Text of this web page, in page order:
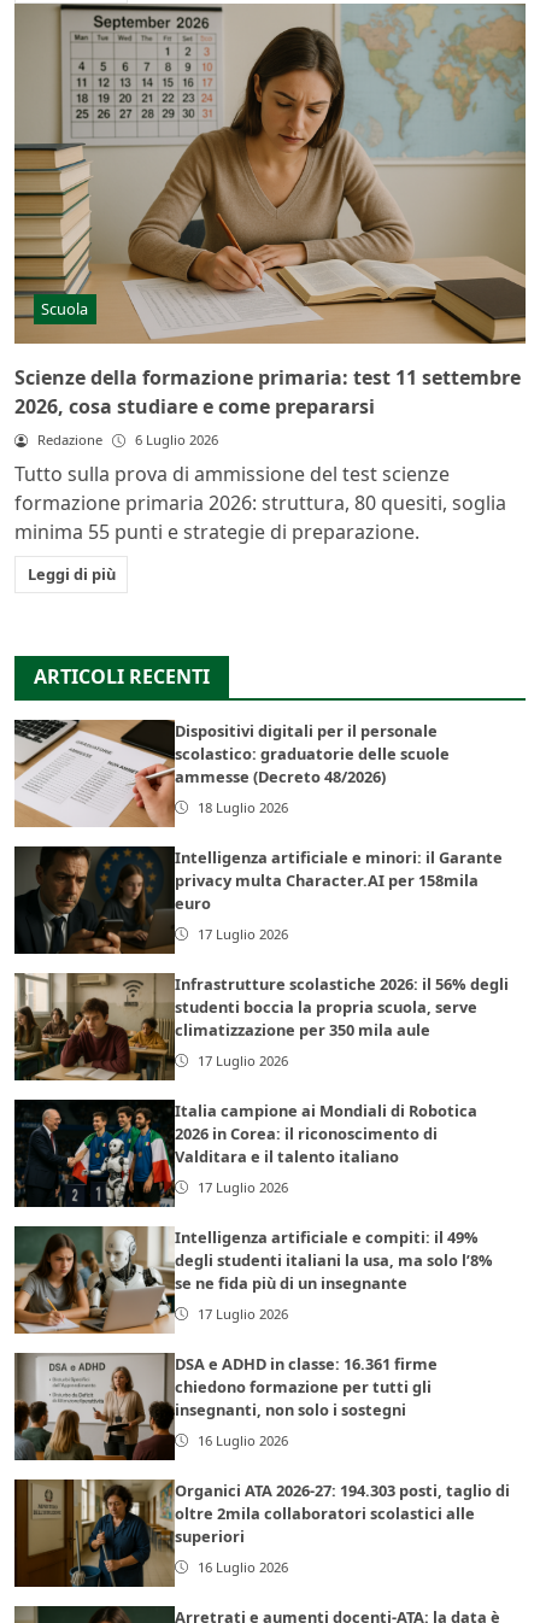
Scuola
Scienze della formazione primaria: test 11 settembre
2026, cosa studiare e come prepararsi
Redazione 6 Luglio 2026
Tutto sulla prova di ammissione del test scienze
formazione primaria 2026: struttura, 80 quesiti, soglia
minima 55 punti e strategie di preparazione.
Leggi di più
ARTICOLI RECENTI
Dispositivi digitali per il personale
scolastico: graduatorie delle scuole
ammesse (Decreto 48/2026)
18 Luglio 2026
Intelligenza artificiale e minori: il Garante
privacy multa Character.AI per 158mila
euro
17 Luglio 2026
Infrastrutture scolastiche 2026: il 56% degli
studenti boccia la propria scuola, serve
climatizzazione per 350 mila aule
17 Luglio 2026
Italia campione ai Mondiali di Robotica
2026 in Corea: il riconoscimento di
Valditara e il talento italiano
17 Luglio 2026
Intelligenza artificiale e compiti: il 49%
degli studenti italiani la usa, ma solo l’8%
se ne fida più di un insegnante
17 Luglio 2026
DSA e ADHD in classe: 16.361 firme
chiedono formazione per tutti gli
insegnanti, non solo i sostegni
16 Luglio 2026
Organici ATA 2026-27: 194.303 posti, taglio di
oltre 2mila collaboratori scolastici alle
superiori
16 Luglio 2026
Arretrati e aumenti docenti-ATA: la data è